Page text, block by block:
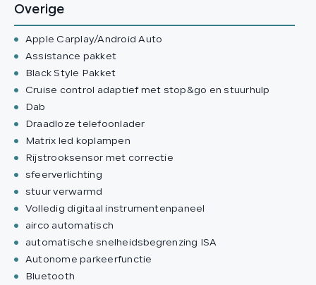
Overige
Apple Carplay/Android Auto
Assistance pakket
Black Style Pakket
Cruise control adaptief met stop&go en stuurhulp
Dab
Draadloze telefoonlader
Matrix led koplampen
Rijstrooksensor met correctie
sfeerverlichting
stuur verwarmd
Volledig digitaal instrumentenpaneel
airco automatisch
automatische snelheidsbegrenzing ISA
Autonome parkeerfunctie
Bluetooth